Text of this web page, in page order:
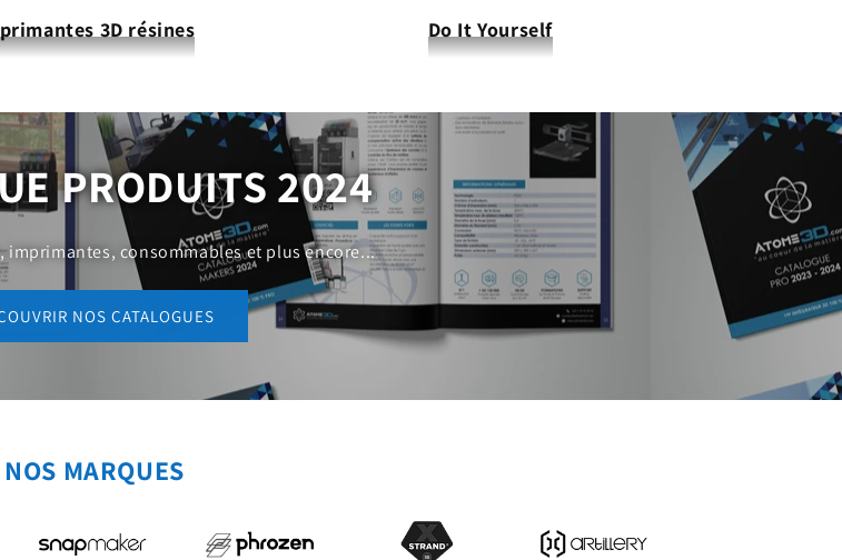
3D résines Do It Yourself
PRODUITS 2024
imprimantes, consommables et plus encore...
NOS CATALOGUES
NOS MARQUES